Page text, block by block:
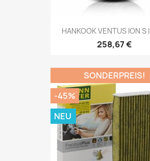
HANKOOK VENTUS ION S
258,67 €
SONDERPREIS!
-45%
NEU